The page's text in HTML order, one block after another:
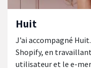
Huit
J’ai accompagné
Shopify, en travaillant
utilisateur et le e-